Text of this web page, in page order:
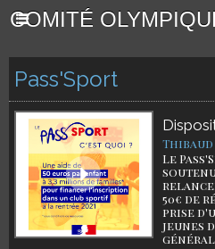
COMITÉ
Pass'Sport
Thibaud
Le
50€ de
prise
jeunes